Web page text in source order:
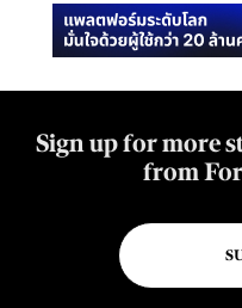
Sign up for more
from